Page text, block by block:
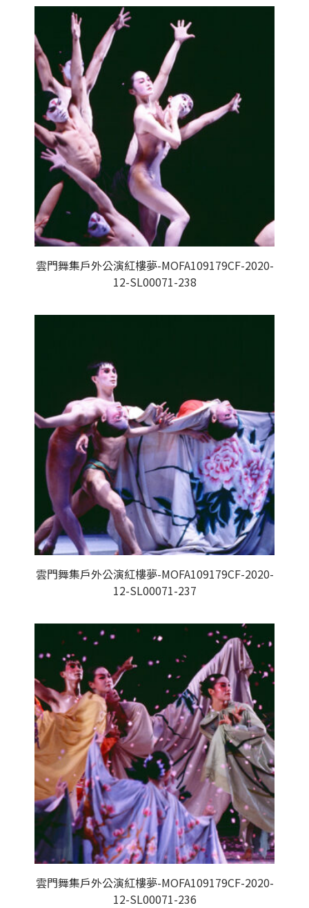
雲門舞集戶外公演紅樓夢-MOFA109179CF-2020-
12-SL00071-238
雲門舞集戶外公演紅樓夢-MOFA109179CF-2020-
12-SL00071-237
雲門舞集戶外公演紅樓夢-MOFA109179CF-2020-
12-SL00071-236